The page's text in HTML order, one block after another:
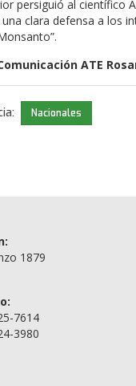
persiguió al científico
clara defensa a los
ATE
Nacionales
1879
7614
3980